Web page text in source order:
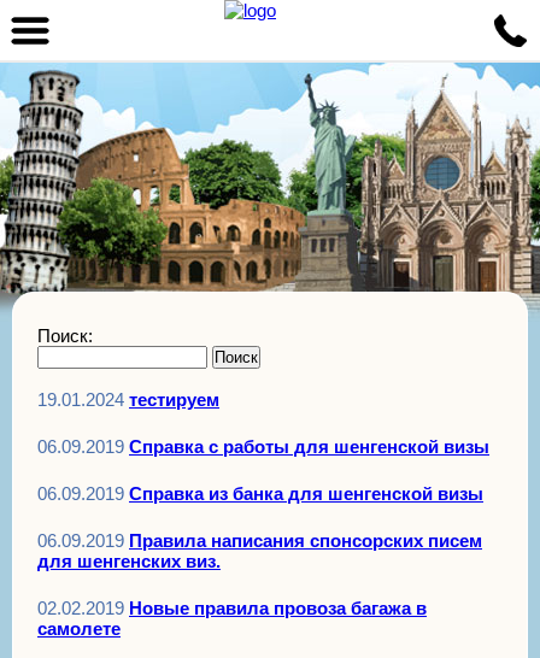
Поиск:
19.01.2024 тестируем
06.09.2019 Справка с работы для шенгенской визы
06.09.2019 Справка из банка для шенгенской визы
06.09.2019 Правила написания спонсорских писем
для шенгенских виз.
02.02.2019 Новые правила провоза багажа в
самолете